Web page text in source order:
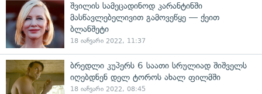
შვილის სამეცადინოდ კარანტინში
მასწავლებელივით გამოვეწყე — ქეით
ბლანშეტი
18 იანვარი 2022, 11:37
ბრედლი კუპერს 6 საათი სრულიად შიშველს
იღებდნენ დელ ტოროს ახალ ფილმში
18 იანვარი 2022, 08:45